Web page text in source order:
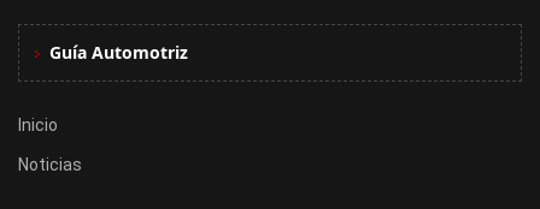
Guía Automotriz
Inicio
Noticias